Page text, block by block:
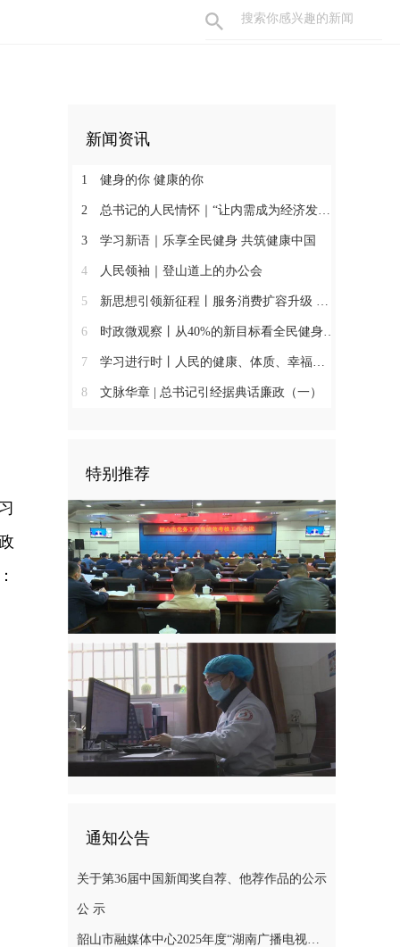
新闻资讯
1 健身的你 健康的你
2 总书记的人民情怀｜“让内需成为经济发展的主动力”
3 学习新语｜乐享全民健身 共筑健康中国
4 人民领袖｜登山道上的办公会
5 新思想引领新征程丨服务消费扩容升级 激发内需新活力
6 时政微观察丨从40%的新目标看全民健身事业高质量发展
7 学习进行时丨人民的健康、体质、幸福一脉相承
8 文脉华章 | 总书记引经据典话廉政（一）
特别推荐
通知公告
关于第36届中国新闻奖自荐、他荐作品的公示
公 示
韶山市融媒体中心2025年度“湖南广播电视奖”县融专项奖参评作品公示